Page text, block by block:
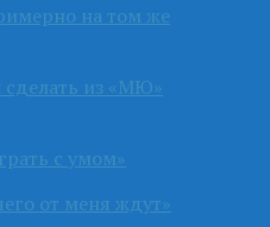
на том же
сделать из «МЮ»
с умом»
от меня ждут»